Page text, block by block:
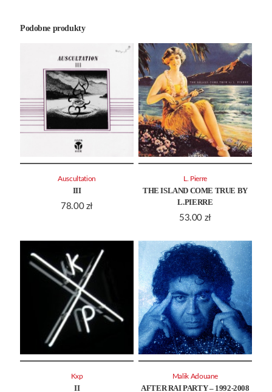
Podobne produkty
III
78.00 zł
Auscultation
THE ISLAND COME TRUE BY
L.PIERRE
53.00 zł
L. Pierre
II
Kxp
AFTER RAI PARTY – 1992-2008
Malik Adouane